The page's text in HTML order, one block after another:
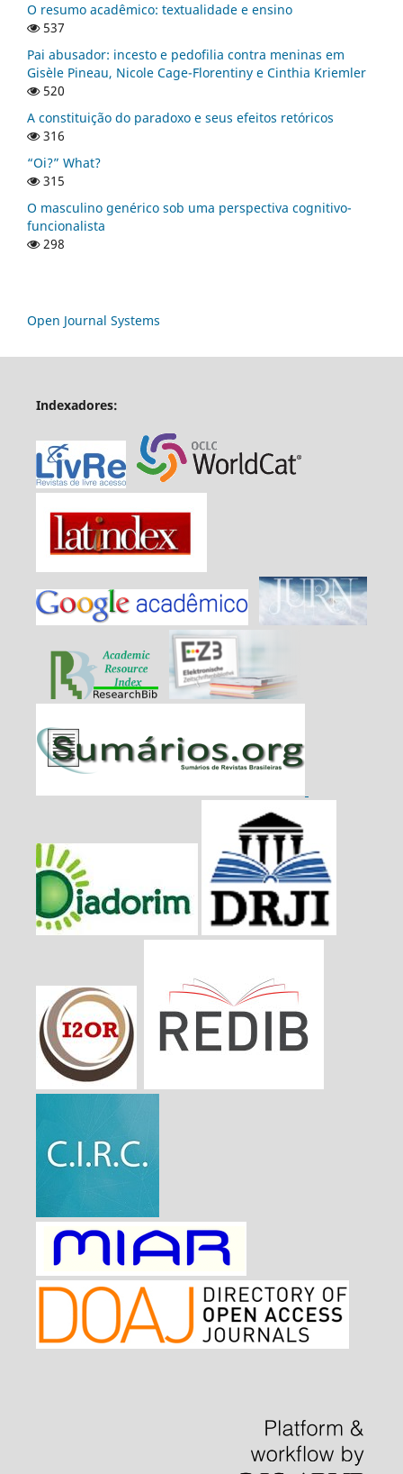
O resumo acadêmico: textualidade e ensino
537
Pai abusador: incesto e pedofilia contra meninas em
Gisèle Pineau, Nicole Cage-Florentiny e Cinthia Kriemler
520
A constituição do paradoxo e seus efeitos retóricos
316
“Oi?” What?
315
O masculino genérico sob uma perspectiva cognitivo-
funcionalista
298
Open Journal Systems
Indexadores: